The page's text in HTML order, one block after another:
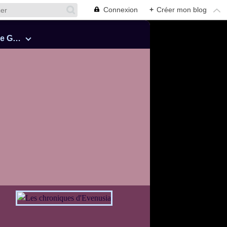
Connexion + Créer mon blog
Cinquante Nuances de Grey